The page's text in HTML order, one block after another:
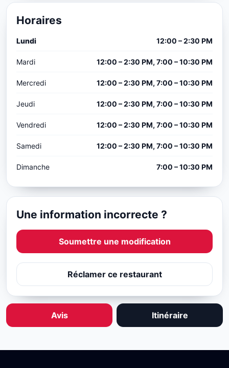
Horaires
Lundi 12:00 – 2:30 PM
Mardi 12:00 – 2:30 PM, 7:00 – 10:30 PM
Mercredi 12:00 – 2:30 PM, 7:00 – 10:30 PM
Jeudi 12:00 – 2:30 PM, 7:00 – 10:30 PM
Vendredi 12:00 – 2:30 PM, 7:00 – 10:30 PM
Samedi 12:00 – 2:30 PM, 7:00 – 10:30 PM
Dimanche 7:00 – 10:30 PM
Une information incorrecte ?
Soumettre une modification
Réclamer ce restaurant
Avis Itinéraire